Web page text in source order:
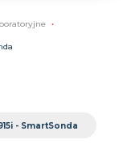
- SmartSonda